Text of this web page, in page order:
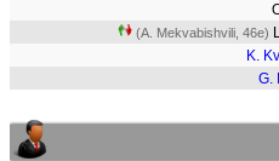
(A. Mekvabishvili, 46e)
K.
G.